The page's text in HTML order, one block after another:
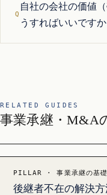
自社の会社の価値
うすればいいですか
RELATED GUIDES
事業承継・M&A
PILLAR · 事業承継の基礎
後継者不在の解決